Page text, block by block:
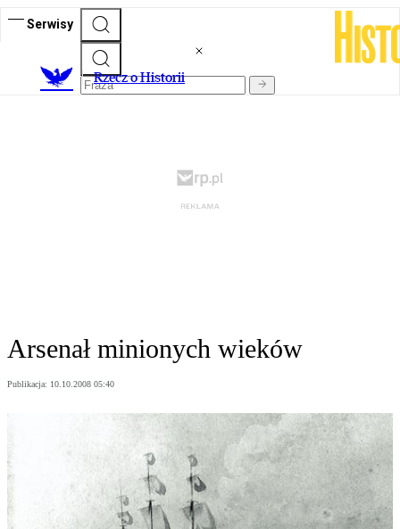
Serwisy
Rzecz o Historii
Arsenał minionych wieków
Publikacja: 10.10.2008 05:40